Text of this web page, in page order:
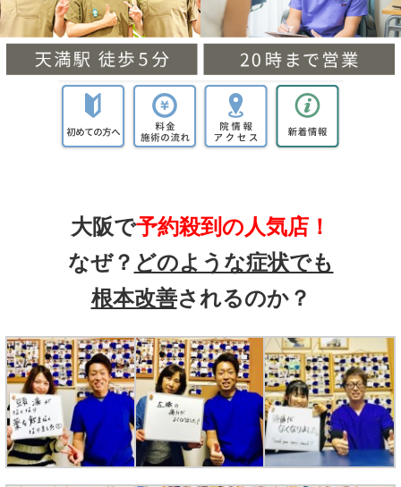
大阪で予約殺到の人気店！
なぜ？ どのような症状でも
根本改善されるのか？